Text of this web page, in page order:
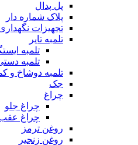
پل پدال
پلاک شماره دار
تجهیزات
تلمبه تایر
تلمبه
تلمبه
تلمبه دوشاخ و
جک
چراغ
چراغ جلو
چراغ
روغن ترمز
روغن زنجیر